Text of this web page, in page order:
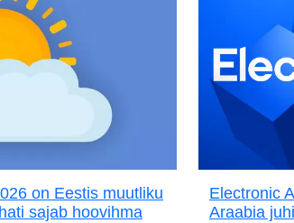
on Eestis muutliku
sajab hoovihma
Electronic
Araabia